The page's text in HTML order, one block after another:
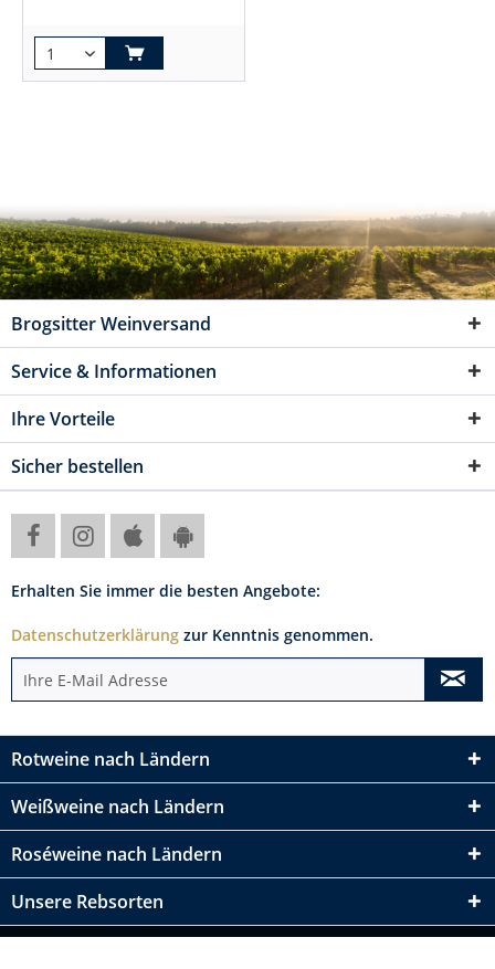
Brogsitter Weinversand
Service & Informationen
Ihre Vorteile
Sicher bestellen
Erhalten Sie immer die besten Angebote:
Datenschutzerklärung zur Kenntnis genommen.
Rotweine nach Ländern
Weißweine nach Ländern
Roséweine nach Ländern
Unsere Rebsorten